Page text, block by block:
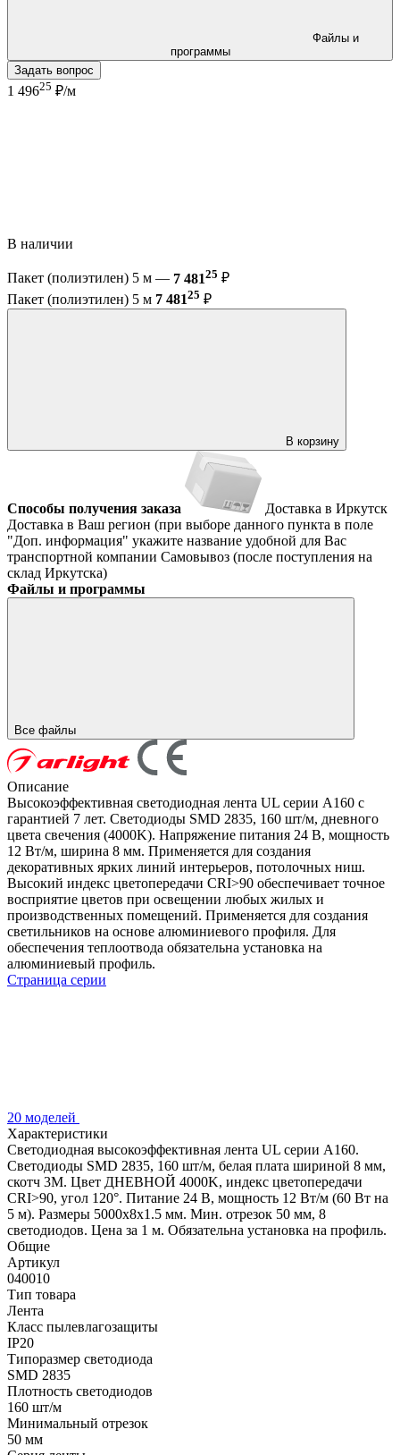
программы
Задать вопрос
1 49625 ₽/м
В наличии
Пакет (полиэтилен) 5 м — 7 48125 ₽
Пакет (полиэтилен) 5 м 7 48125 ₽
В корзину
Способы получения заказа
Доставка в Иркутск
Доставка в Ваш регион (при выборе данного пункта в поле
"Доп. информация" укажите название удобной для Вас
транспортной компании Самовывоз (после поступления на
склад Иркутска)
Файлы и программы
Все файлы
Описание
Высокоэффективная светодиодная лента UL серии A160 с
гарантией 7 лет. Светодиоды SMD 2835, 160 шт/м, дневного
цвета свечения (4000K). Напряжение питания 24 В, мощность
12 Вт/м, ширина 8 мм. Применяется для создания
декоративных ярких линий интерьеров, потолочных ниш.
Высокий индекс цветопередачи CRI>90 обеспечивает точное
восприятие цветов при освещении любых жилых и
производственных помещений. Применяется для создания
светильников на основе алюминиевого профиля. Для
обеспечения теплоотвода обязательна установка на
алюминиевый профиль.
Страница серии
20 моделей
Характеристики
Светодиодная высокоэффективная лента UL серии A160.
Светодиоды SMD 2835, 160 шт/м, белая плата шириной 8 мм,
скотч 3M. Цвет ДНЕВНОЙ 4000K, индекс цветопередачи
CRI>90, угол 120°. Питание 24 В, мощность 12 Вт/м (60 Вт на
5 м). Размеры 5000x8x1.5 мм. Мин. отрезок 50 мм, 8
светодиодов. Цена за 1 м. Обязательна установка на профиль.
Общие
Артикул
040010
Тип товара
Лента
Класс пылевлагозащиты
IP20
Типоразмер светодиода
SMD 2835
Плотность светодиодов
160 шт/м
Минимальный отрезок
50 мм